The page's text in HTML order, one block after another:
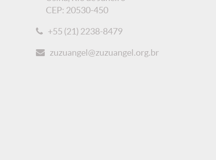
CEP: 20530-450
+55 (21) 2238-8479
zuzuangel@zuzuangel.org.br